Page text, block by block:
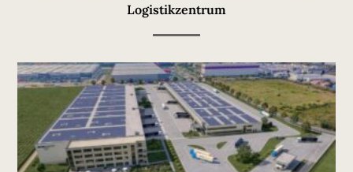
Logistikzentrum